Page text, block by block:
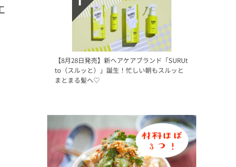
【8月28日発売】新ヘアケアブランド「SURUt
to（スルッと）」誕生！忙しい朝もスルッと
まとまる髪へ♡